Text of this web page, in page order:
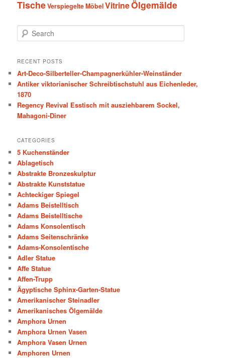
TischeVerspiegelte MöbelVitrineÖlgemälde
e
r
h
RECENT POSTS
Art-Deco-Silberteller-Champagnerkühler-Weinständer
Antiker viktorianischer Schreibtischstuhl aus Eichenleder,
1870
Regency Revival Esstisch mit ausziehbarem Sockel,
Mahagoni-Diner
CATEGORIES
5 Kuchenständer
Ablagetisch
Abstrakte Bronzeskulptur
Abstrakte Kunststatue
Achteckiger Spiegel
Adams Beistelltisch
Adams Beistelltische
Adams Konsolentisch
Adams Seitenschränke
Adams-Konsolentische
Adler Statue
Affe Statue
Affen-Trupp
Ägyptische Sphinx-Garten-Statue
Amerikanischer Steinadler
Amerikanisches Ölgemälde
Amphora Urnen
Amphora Urnen Vasen
Amphora Vasen Urnen
Amphoren Urnen